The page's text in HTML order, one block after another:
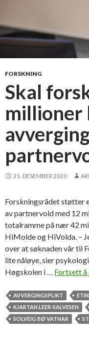
FORSKNING
Skal
millioner
21. DESEMBER 2020
Forskningsrådet støtter
av partnervold med 12
totalramme på nær 42
HiMolde og HiVolda. –
over at søknaden vår til
lite nåløye, sier
Høgskolen i … Fortsett å
AVVERGINGSPLIKT
KJARTAN LEER-SALVESEN
SOLVEIG BØ VATNAR